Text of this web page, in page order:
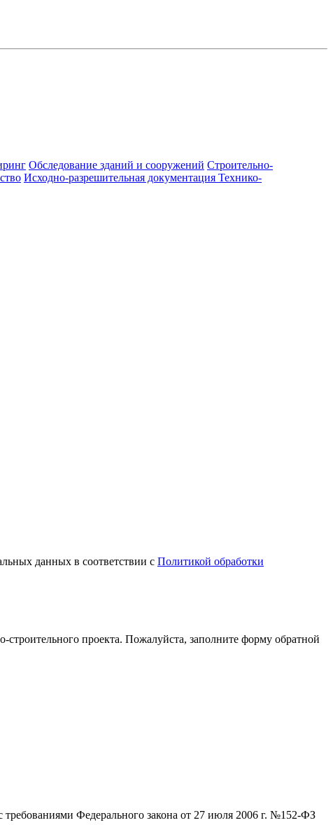
Обследование зданий и сооружений Строительно-
Исходно-разрешительная документация Технико-
данных в соответствии с Политикой обработки
проекта. Пожалуйста, заполните форму обратной
Федерального закона от 27 июля 2006 г. №152-ФЗ